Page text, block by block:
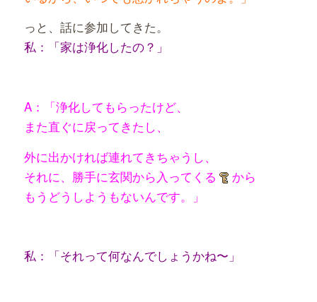
っと、話に参加してきた。
私：「家は浄化したの？」
A：「浄化してもらったけど、
また直ぐに戻ってきたし、
外に出かければ連れてきちゃうし、
それに、勝手に玄関から入ってくる
から
もうどうしようもないんです。」
私：「それって何なんでしょうかね〜」